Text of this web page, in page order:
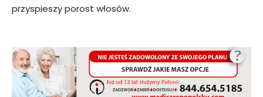
przyspieszy porost włosów.